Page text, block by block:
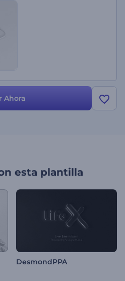
Ahora
esta plantilla
DesmondPPA